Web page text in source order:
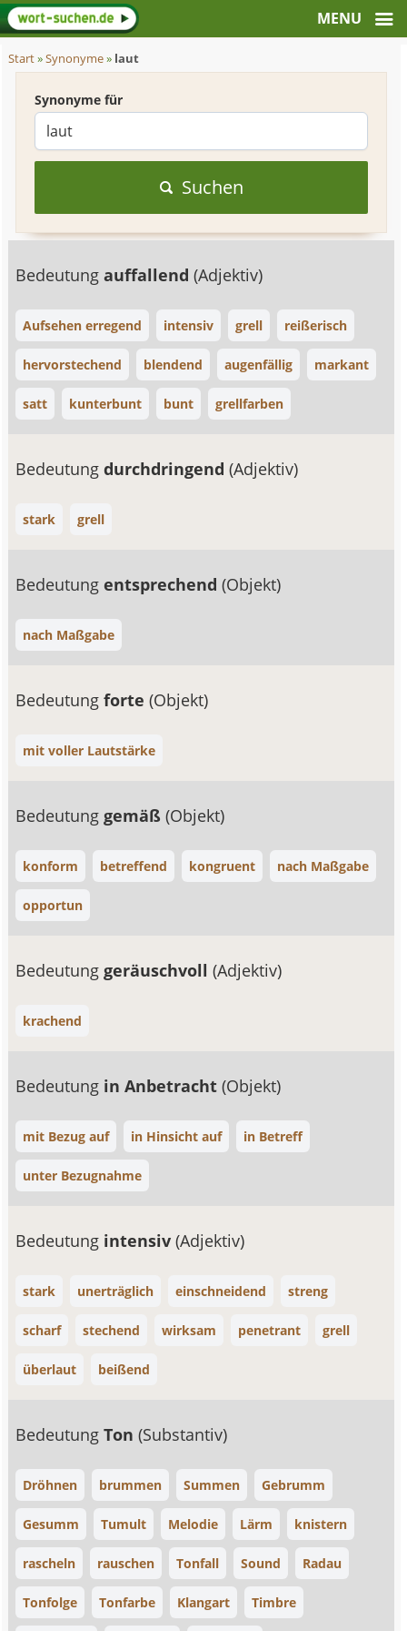
Start»Synonyme» laut
Synonyme für
Suchen
Bedeutungauffallend(Adjektiv)
Aufsehen erregend intensiv grell reißerisch
hervorstechend blendend augenfällig markant
satt kunterbunt bunt grellfarben
Bedeutungdurchdringend(Adjektiv)
stark grell
Bedeutungentsprechend(Objekt)
nach Maßgabe
Bedeutungforte(Objekt)
mit voller Lautstärke
Bedeutunggemäß(Objekt)
konform betreffend kongruent nach Maßgabe
opportun
Bedeutunggeräuschvoll(Adjektiv)
krachend
Bedeutung in Anbetracht(Objekt)
mit Bezug auf in Hinsicht auf in Betreff
unter Bezugnahme
Bedeutung intensiv(Adjektiv)
stark unerträglich einschneidend streng
scharf stechend wirksam penetrant grell
überlaut beißend
BedeutungTon(Substantiv)
Dröhnen brummen Summen Gebrumm
Gesumm Tumult Melodie Lärm knistern
rascheln rauschen Tonfall Sound Radau
Tonfolge Tonfarbe Klangart Timbre